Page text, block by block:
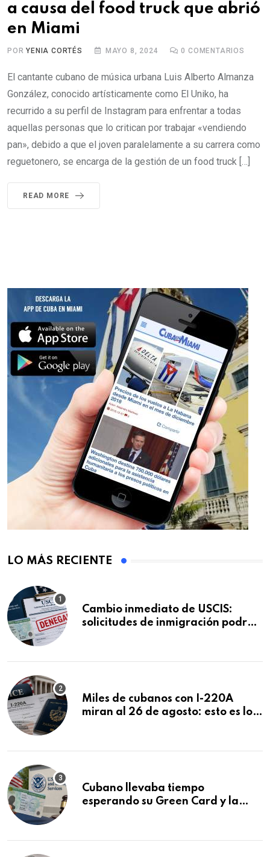
a causa del food truck que abrió
en Miami
PORYENIA CORTÉS MAYO 8, 2024 0 COMENTARIOS
El cantante cubano de música urbana Luis Alberto Almanza
González, conocido artísticamente como El Uniko, ha
recurrido a su perfil de Instagram para enfrentar a todas
aquellas personas que lo critican por trabajar «vendiendo
pan», debido a que el joven paralelamente a su carrera como
reguetonero, se encarga de la gestión de un food truck […]
READ MORE
LO MÁS RECIENTE
Cambio inmediato de USCIS:
solicitudes de inmigración podrán
Miles de cubanos con I-220A
miran al 26 de agosto: esto es lo
Cubano llevaba tiempo
esperando su Green Card y la